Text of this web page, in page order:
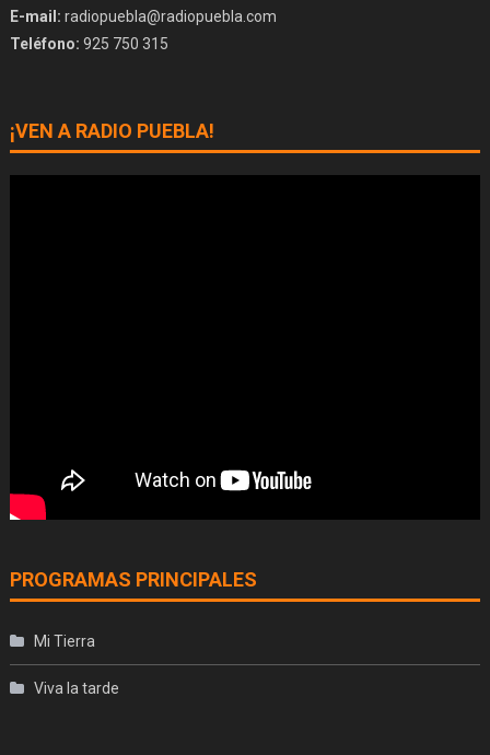
E-mail: radiopuebla@radiopuebla.com
Teléfono: 925 750 315
¡VEN A RADIO PUEBLA!
PROGRAMAS PRINCIPALES
Mi Tierra
Viva la tarde